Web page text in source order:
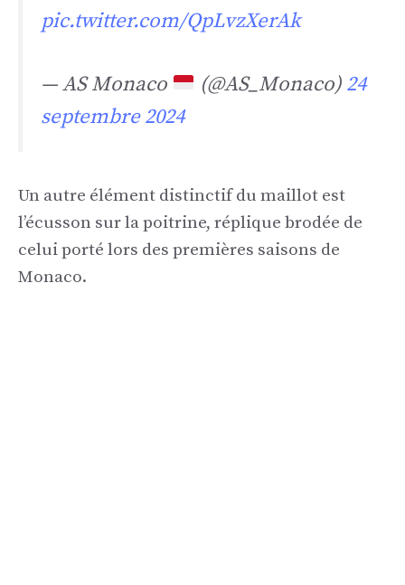
pic.twitter.com/QpLvzXerAk
— AS Monaco (@AS_Monaco) 24
septembre 2024
Un autre élément distinctif du maillot est
l’écusson sur la poitrine, réplique brodée de
celui porté lors des premières saisons de
Monaco.